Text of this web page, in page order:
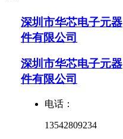
深圳市华芯电子元器
件有限公司
深圳市华芯电子元器
件有限公司
电话：
13542809234